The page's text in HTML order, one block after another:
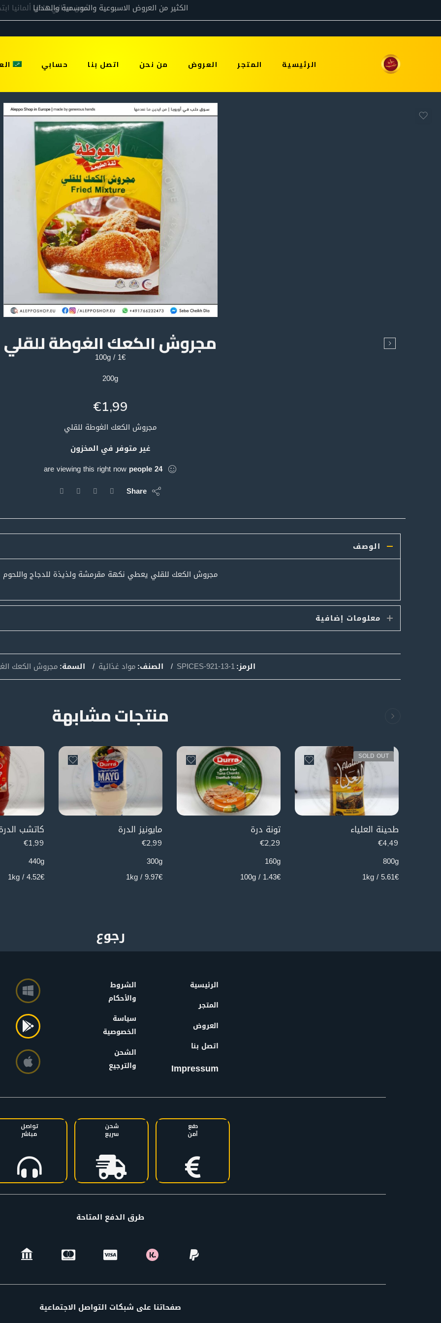
الرئيسية المتجر العروض من نحن اتصل بنا حسابي
مجروش الكعك الغوطة للقلي
1€ / 100g
200g
€1,99
مجروش الكعك الغوطة للقلي
غير متوفر في المخزون
24
people
are viewing this right now
Share
الوصف
مجروش الكعك للقلي يعطي نكهة مقرمشة ولذيذة للدجاج واللحوم
معلومات إضافية
الرمز:SPICES-921-13-1 الصنف:مواد غذائية السمة:مجروش الكعك
منتجات مشابهة
SOLD OUT
طحينة العلياء
€4,49
800g
5.61€ / 1kg
تونة درة
€2,29
160g
1.43€ / 100g
مايونيز الدرة
€2,99
300g
9.97€ / 1kg
كاتشب
€1,99
440g
4.52€ / 1kg
الرئيسية
المتجر
العروض
اتصل بنا
Impressum
الشروط
والأحكام
سياسة
الخصوصية
الشحن
والترجيع
دفع
آمن
شحن
سريع
تواصل
مباشر
طرق الدفع المتاحة
صفحاتنا على شبكات التواصل الاجتماعية